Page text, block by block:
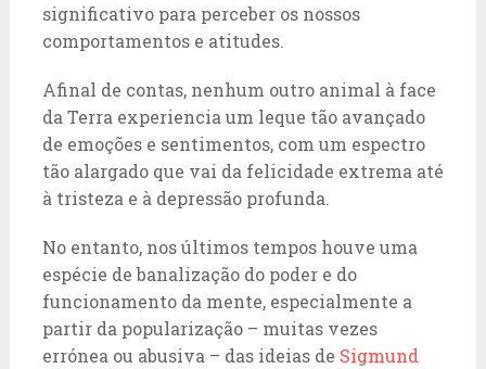
significativo para perceber os nossos
comportamentos e atitudes.
Afinal de contas, nenhum outro animal à face
da Terra experiencia um leque tão avançado
de emoções e sentimentos, com um espectro
tão alargado que vai da felicidade extrema até
à tristeza e à depressão profunda.
No entanto, nos últimos tempos houve uma
espécie de banalização do poder e do
funcionamento da mente, especialmente a
partir da popularização – muitas vezes
errónea ou abusiva – das ideias de Sigmund